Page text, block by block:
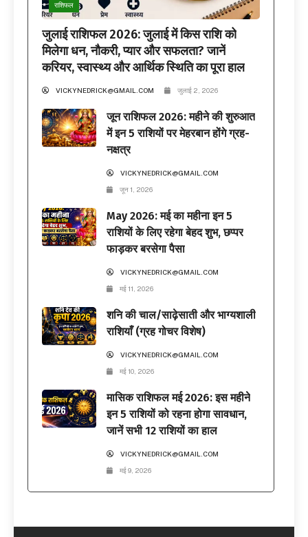
राशिफल
जुलाई राशिफल 2026: जुलाई में किस राशि को
मिलेगा धन, नौकरी, प्यार और सफलता? जानें
करियर, स्वास्थ्य और आर्थिक स्थिति का पूरा हाल
VICKYNEDRICK@GMAIL.COM जुलाई 2, 2026
जून राशिफल 2026: महीने की शुरुआत
में इन 5 राशियों पर मेहरबान होंगे ग्रह-
नक्षत्र
VICKYNEDRICK@GMAIL.COM
जून 1, 2026
May 2026: मई का महीना इन 5
राशियों के लिए रहेगा बेहद शुभ, छप्पर
फाड़कर बरसेगा पैसा
VICKYNEDRICK@GMAIL.COM
मई 11, 2026
शनि की चाल/साढ़ेसाती और भाग्यशाली
राशियाँ (ग्रह गोचर विशेष)
VICKYNEDRICK@GMAIL.COM
मई 10, 2026
मासिक राशिफल मई 2026: इस महीने
इन 5 राशियों को रहना होगा सावधान,
जानें सभी 12 राशियों का हाल
VICKYNEDRICK@GMAIL.COM
मई 9, 2026